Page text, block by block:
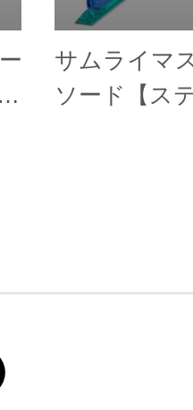
サムライマ
ソード【ス